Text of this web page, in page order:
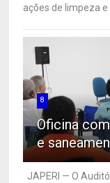
ações de limpeza e
8
Oficina
e
JAPERI — O